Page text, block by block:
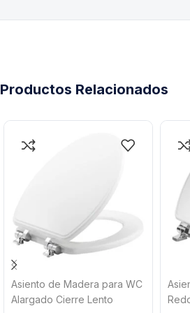
Productos Relacionados
Asiento de Madera para WC
Alargado Cierre Lento